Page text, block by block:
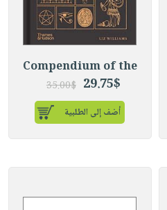
Compendium of the
29.75$
35.00$
أضف إلى الطلبية